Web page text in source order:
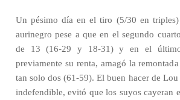
Un pésimo día en el tiro (5/30 en
aurinegro pese a que en el segundo
de 13 (16-29 y 18-31) y en el
previamente su renta, amagó la
tan solo dos (61-59). El buen hacer de
indefendible, evitó que los suyos cayeran